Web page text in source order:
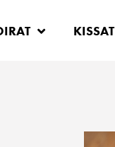
KISSAT